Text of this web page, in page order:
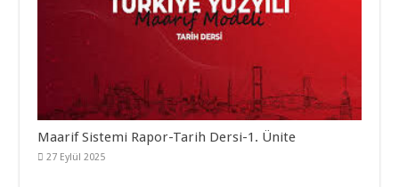
Maarif Sistemi Rapor-Tarih Dersi-1. Ünite
27 Eylül 2025